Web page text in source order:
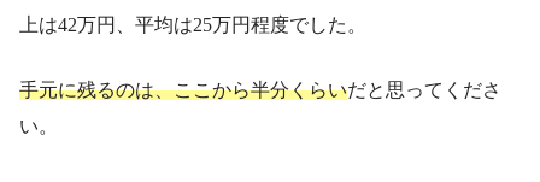
上は42万円、平均は25万円程度でした。
手元に残るのは、ここから半分くらいだと思ってくださ
い。